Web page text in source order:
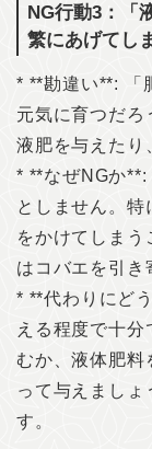
NG行動3：「
繁にあげてし
* **勘違い**: 「
元気に育つだろ
液肥を与えたり
* **なぜNGか**:
としません。特
をかけてしまう
はコバエを引き
* **代わりにど
える程度で十
むか、液体肥料
って与えまし
す。